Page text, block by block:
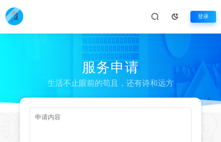
登录
服务申请
生活不止眼前的苟且，还有诗和远方